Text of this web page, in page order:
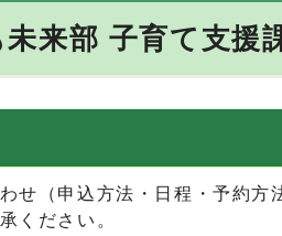
未来部 子育て支
せ（申込方法・日程・予約方
ください。